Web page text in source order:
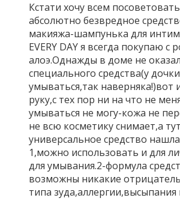
Кстати хочу всем
абсолютно безвредное
макияжа-шампунька для
EVERY DAY я всегда покупаю с
алоэ.Однажды в доме не
специального средства(у
умываться,так наверняка!)вот
руку,с тех пор ни на что не
умываться не могу-кожа не
не всю косметику снимает,а
универсальное средство
1,можно использовать и для
для умывания.2-формула
возможны никакие
типа